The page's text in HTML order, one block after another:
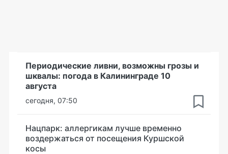
Периодические ливни, возможны грозы и
шквалы: погода в Калининграде 10
августа
сегодня, 07:50
Нацпарк: аллергикам лучше временно
воздержаться от посещения Куршской
косы